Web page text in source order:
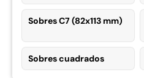
Sobres C7 (82x113 mm)
Sobres cuadrados